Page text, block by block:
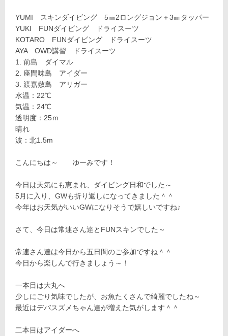
YUMI スキンダイビング 5㎜2ロングジョン＋3㎜タッパー
YUKI FUNダイビング ドライスーツ
KOTARO FUNダイビング ドライスーツ
AYA OWD講習 ドライスーツ
前島 ダイマル
座間味島 アイダー
渡嘉敷島 アリガー
水温：22℃
気温：24℃
透明度：25ｍ
晴れ
波：北1.5m
こんにちは～ ゆーみです！
今日は天気にも恵まれ、ダイビング日和でした～
5月に入り、GWも折り返しになってきました＾＾
今年はお天気がいいGWになりそうで嬉しいですね♪
さて、今日は常連さん達とFUNスキンでした～
常連さん達は今日から五日間のご参加ですね＾＾
今日から楽しんで行きましょう～！
一本目は大丸へ
少しにごり気味でしたが、お魚たくさんで綺麗でしたね～
最近はデバスズメちゃん達が増えた気がします＾＾
二本目はアイダーへ